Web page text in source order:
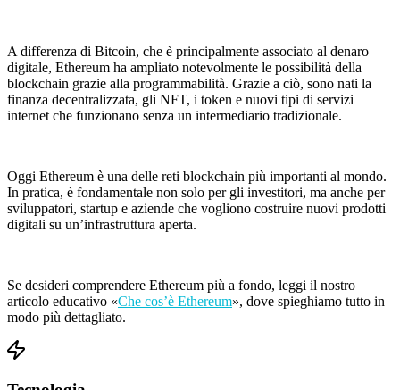
A differenza di Bitcoin, che è principalmente associato al denaro
digitale, Ethereum ha ampliato notevolmente le possibilità della
blockchain grazie alla programmabilità. Grazie a ciò, sono nati la
finanza decentralizzata, gli NFT, i token e nuovi tipi di servizi
internet che funzionano senza un intermediario tradizionale.
Oggi Ethereum è una delle reti blockchain più importanti al mondo.
In pratica, è fondamentale non solo per gli investitori, ma anche per
sviluppatori, startup e aziende che vogliono costruire nuovi prodotti
digitali su un’infrastruttura aperta.
Se desideri comprendere Ethereum più a fondo, leggi il nostro
articolo educativo «Che cos’è Ethereum», dove spieghiamo tutto in
modo più dettagliato.